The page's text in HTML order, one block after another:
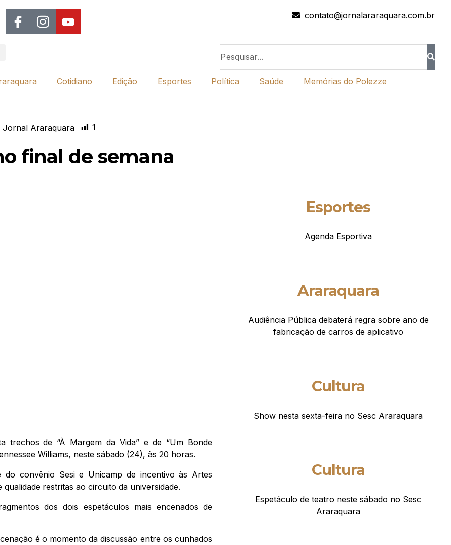
contato@jornalararaquara.com.br
Cotidiano Edição Esportes Política Saúde Memórias do Polezze
Jornal Araraquara 1
final de semana
trechos de “À Margem da Vida” e de “Um Bonde
Williams, neste sábado (24), às 20 horas.
convênio Sesi e Unicamp de incentivo às Artes
restritas ao circuito da universidade.
dos dois espetáculos mais encenados de
é o momento da discussão entre os cunhados
Esportes
Agenda Esportiva
Araraquara
Audiência Pública debaterá regra sobre ano de
fabricação de carros de aplicativo
Cultura
Show nesta sexta-feira no Sesc Araraquara
Cultura
Espetáculo de teatro neste sábado no Sesc
Araraquara